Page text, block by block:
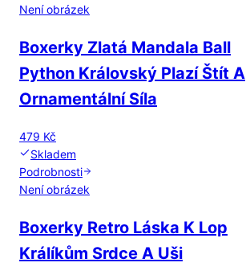
Není obrázek
Boxerky Zlatá Mandala Ball
Python Královský Plazí Štít A
Ornamentální Síla
479 Kč
Skladem
Podrobnosti
Není obrázek
Boxerky Retro Láska K Lop
Králíkům Srdce A Uši